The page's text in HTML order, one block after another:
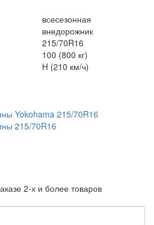
всесезонная
внедорожник
215/70R16
100 (800 кг)
H (210 км/ч)
Yokohama 215/70R16
215/70R16
2-х и более товаров